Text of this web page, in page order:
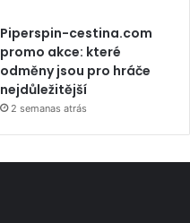
Piperspin-cestina.com
promo akce: které
odměny jsou pro hráče
nejdůležitější
2 semanas atrás